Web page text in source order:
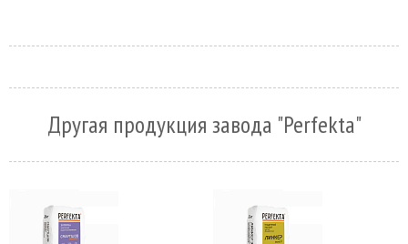
Другая продукция завода "Perfekta"